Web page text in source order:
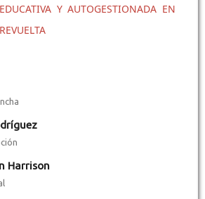
Y AUTOGESTIONADA EN
Harrison